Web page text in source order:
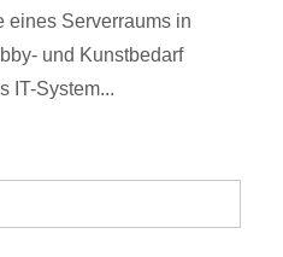
eines Serverraums in
und Kunstbedarf
IT-System...